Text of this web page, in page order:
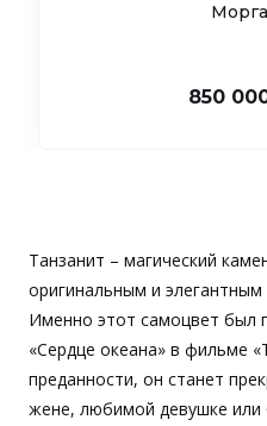
850
Танзанит – магический
оригинальным и
Именно этот самоцвет был
«Сердце океана» в фильме
преданности, он станет
жене, любимой девушке или